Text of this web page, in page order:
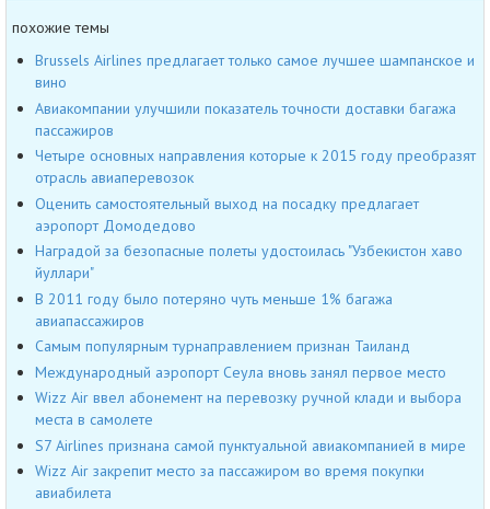
похожие темы
Brussels Airlines предлагает только самое лучшее шампанское и
вино
Авиакомпании улучшили показатель точности доставки багажа
пассажиров
Четыре основных направления которые к 2015 году преобразят
отрасль авиаперевозок
Оценить самостоятельный выход на посадку предлагает
аэропорт Домодедово
Наградой за безопасные полеты удостоилась "Узбекистон хаво
йуллари"
В 2011 году было потеряно чуть меньше 1% багажа
авиапассажиров
Самым популярным турнаправлением признан Таиланд
Международный аэропорт Сеула вновь занял первое место
Wizz Air ввел абонемент на перевозку ручной клади и выбора
места в самолете
S7 Airlines признана самой пунктуальной авиакомпанией в мире
Wizz Air закрепит место за пассажиром во время покупки
авиабилета